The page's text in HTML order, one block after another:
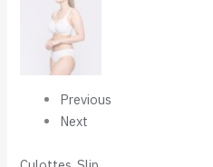
Previous
Next